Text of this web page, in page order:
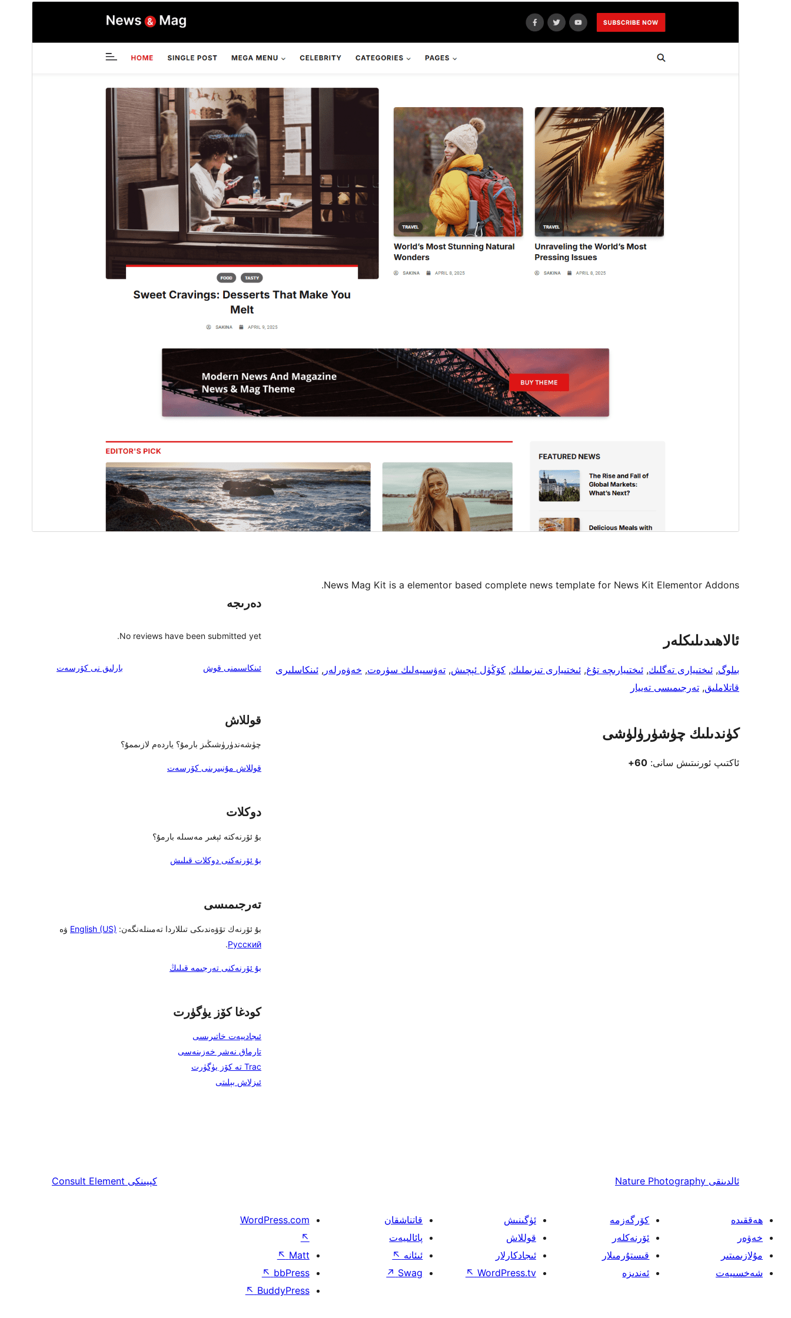
ئاكتىپ ئورنىتىش سانى
ئۆرنەك باش بېتى
News Mag Kit is a elementor based complete news template for News Kit Elementor Addons.
ئالاھىدىلىكلەر
بىلوگ, ئىختىيارى تەگلىك, ئىختىيارىچە تۇغ, ئىختىيارى تىزىملىك, كۆڭۈل ئېچىش, تەۋسىيەلىك سۈرەت, خەۋەرلەر , ئىنكاسلىرى
قاتلاملىق, تەرجىمىسى تەييار
كۈندىلىك چۈشۈرۈلۈشى
ئاكتىپ ئورنىتىش سانى: 60+
دەرىجە
No reviews have been submitted yet.
ئىنكاسىمنى قوش بارلىق ئىنكاس
نى كۆرسەت
قوللاش
چۈشەندۈرۈشىڭىز بارمۇ؟ ياردەم لازىممۇ؟
قوللاش مۇنبىرىنى كۆرسەت
دوكلات
بۇ ئۆرنەكتە ئېغىر مەسىلە بارمۇ؟
بۇ ئۆرنەكنى دوكلات قىلىش
تەرجىمىسى
بۇ ئۆرنەك تۆۋەندىكى تىللاردا تەمىنلەنگەن: English (US) ۋە
Русский
.
بۇ ئۆرنەكنى تەرجىمە قىلىڭ
كودغا كۆز يۈگۈرت
ئىجادىيەت خاتىرىسى
تارماق نەشر خەزىنەسى
Trac تە كۆز يۈگۈرت
ئىزلاش بېلىتى
ئالدىنقى Nature Photography كېيىنكى Consult Element
ھەققىدە
خەۋەر
مۇلازىمىتىر
شەخسىيەت
كۆرگەزمە
ئۆرنەكلەر
قىستۇرمىلار
ئەندىزە
ئۈگىنىش
قوللاش
ئىجادكارلار
WordPress.tv
↖
قاتناشقان
پائالىيەت
ئىئانە ↖
Swag
↗
WordPress.com
↖
Matt
↖
bbPress
↖
BuddyPress
↖